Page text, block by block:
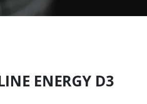
ENERGY D3